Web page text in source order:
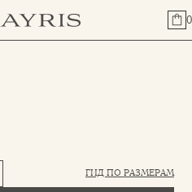
0
ГИД ПО РАЗМЕРАМ